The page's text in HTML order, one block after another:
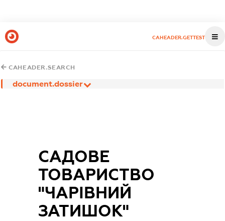
CAHEADER.GETTEST
CAHEADER.SEARCH
document.dossier
САДОВЕ
ТОВАРИСТВО
"ЧАРІВНИЙ
ЗАТИШОК"